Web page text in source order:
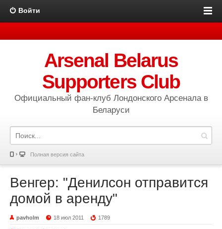
Войти
Arsenal Belarus
Supporters Club
Официальный фан-клуб Лондонского Арсенала в
Беларуси
Полная версия сайта
Венгер: "Денилсон отправится
домой в аренду"
pavholm 18 июл 2011 1789